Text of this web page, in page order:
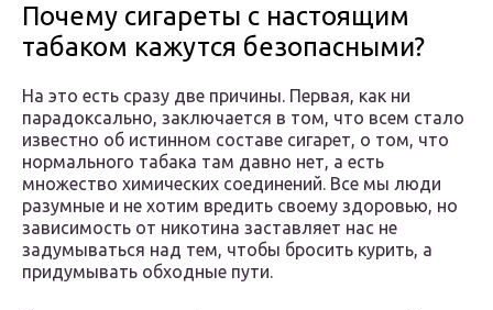
Почему сигареты с настоящим
табаком кажутся безопасными?
На это есть сразу две причины. Первая, как ни
парадоксально, заключается в том, что всем стало
известно об истинном составе сигарет, о том, что
нормального табака там давно нет, а есть
множество химических соединений. Все мы люди
разумные и не хотим вредить своему здоровью, но
зависимость от никотина заставляет нас не
задумываться над тем, чтобы бросить курить, а
придумывать обходные пути.